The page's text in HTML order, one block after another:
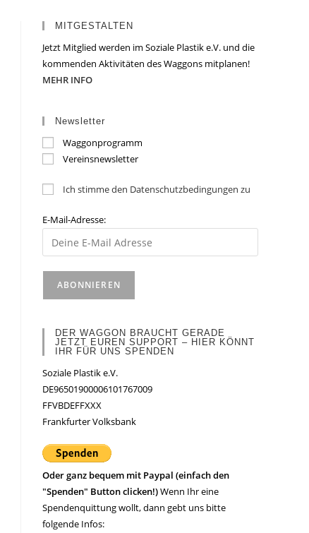
MITGESTALTEN
Jetzt Mitglied werden im Soziale Plastik e.V. und die
kommenden Aktivitäten des Waggons mitplanen!
MEHR INFO
Newsletter
Waggonprogramm
Vereinsnewsletter
Ich stimme den Datenschutzbedingungen zu
E-Mail-Adresse:
DER WAGGON BRAUCHT GERADE
JETZT EUREN SUPPORT – HIER KÖNNT
IHR FÜR UNS SPENDEN
Soziale Plastik e.V.
DE96501900006101767009
FFVBDEFFXXX
Frankfurter Volksbank
Oder ganz bequem mit Paypal (einfach den
"Spenden" Button clicken!)Wenn Ihr eine
Spendenquittung wollt, dann gebt uns bitte
folgende Infos: